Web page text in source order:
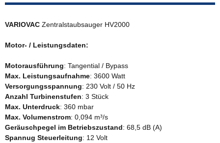
VARIOVAC Zentralstaubsauger HV2000
Motor- / Leistungsdaten:
Motorausführung: Tangential / Bypass
Max. Leistungsaufnahme: 3600 Watt
Versorgungsspannung: 230 Volt / 50 Hz
Anzahl Turbinenstufen: 3 Stück
Max. Unterdruck: 360 mbar
Max. Volumenstrom: 0,094 m³/s
Geräuschpegel im Betriebszustand: 68,5 dB (A)
Spannug Steuerleitung: 12 Volt